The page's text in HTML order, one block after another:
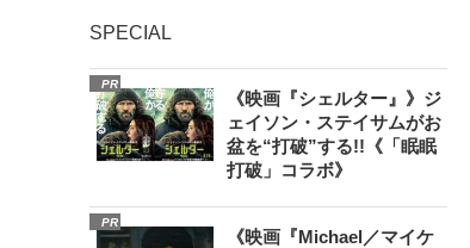
SPECIAL
PR
《映画『シェルター』》ジ
ェイソン・ステイサムがお
盆を“打破”する!!《「眠眠
打破」コラボ》
PR
《映画『Michael／マイケ